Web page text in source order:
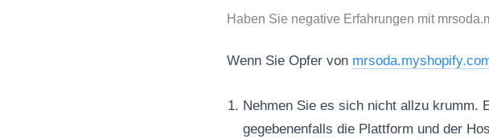
Haben Sie negative Erfahrungen mit
Wenn Sie Opfer von
Nehmen Sie es sich nicht allzu krumm.
gegebenenfalls die Plattform und der